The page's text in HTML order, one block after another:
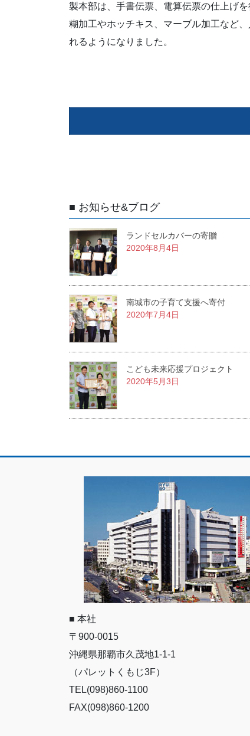
製本部は、手書伝票、電算伝票の仕上げを
糊加工やホッチキス、マーブル加工など
れるようになりました。
■ お知らせ&ブログ
ランドセルカバーの寄贈
2020年8月4日
南城市の子育て支援へ寄付
2020年7月4日
こども未来応援プロジェクト
2020年5月3日
■ 本社
〒900-0015
沖縄県那覇市久茂地1-1-1
（パレットくもじ3F）
TEL(098)860-1100
FAX(098)860-1200